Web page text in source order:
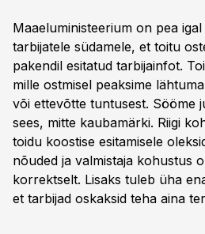
Maaeluministeerium on pea
tarbijatele südamele, et toitu
pakendil esitatud tarbijainfot.
mille ostmisel peaksime
või ettevõtte tuntusest. Sööme
sees, mitte kaubamärki. Riigi
toidu koostise esitamisele
nõuded ja valmistaja kohustus
korrektselt. Lisaks tuleb üha
et tarbijad oskaksid teha aina